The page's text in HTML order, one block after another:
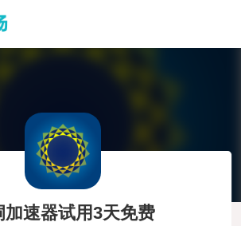
加速器试用3天免费